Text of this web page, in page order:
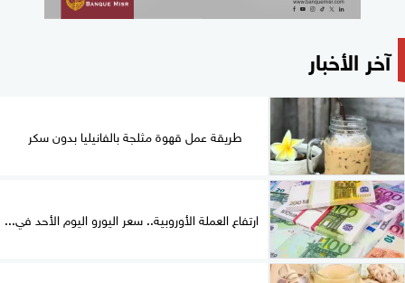
آخر الأخبار
طريقة عمل قهوة مثلجة بالفانيليا بدون سكر
ارتفاع العملة الأوروبية.. سعر اليورو اليوم الأحد في...